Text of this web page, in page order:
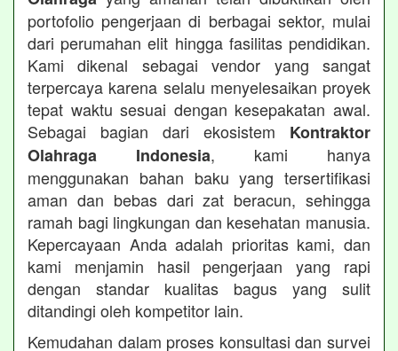
portofolio pengerjaan di berbagai sektor, mulai
dari perumahan elit hingga fasilitas pendidikan.
Kami dikenal sebagai vendor yang sangat
terpercaya karena selalu menyelesaikan proyek
tepat waktu sesuai dengan kesepakatan awal.
Sebagai bagian dari ekosistem Kontraktor
Olahraga Indonesia, kami hanya
menggunakan bahan baku yang tersertifikasi
aman dan bebas dari zat beracun, sehingga
ramah bagi lingkungan dan kesehatan manusia.
Kepercayaan Anda adalah prioritas kami, dan
kami menjamin hasil pengerjaan yang rapi
dengan standar kualitas bagus yang sulit
ditandingi oleh kompetitor lain.
Kemudahan dalam proses konsultasi dan survei